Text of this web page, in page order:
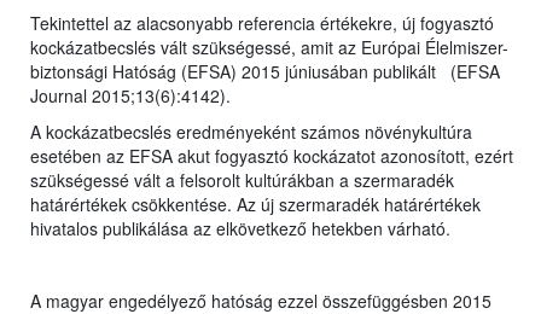
Tekintettel az alacsonyabb referencia értékekre, új fogyasztó
kockázatbecslés vált szükségessé, amit az Európai Élelmiszer-
biztonsági Hatóság (EFSA) 2015 júniusában publikált (EFSA
Journal 2015;13(6):4142).
A kockázatbecslés eredményeként számos növénykultúra
esetében az EFSA akut fogyasztó kockázatot azonosított, ezért
szükségessé vált a felsorolt kultúrákban a szermaradék
határértékek csökkentése. Az új szermaradék határértékek
hivatalos publikálása az elkövetkező hetekben várható.
A magyar engedélyező hatóság ezzel összefüggésben 2015